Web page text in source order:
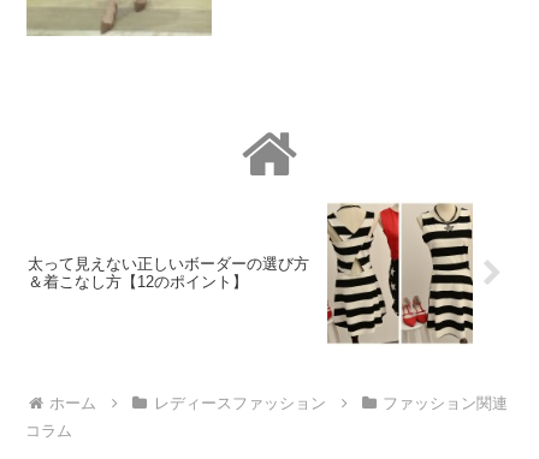
太って見えない正しいボーダーの選び方
＆着こなし方【12のポイント】
ホーム レディースファッション
ファッション関連
コラム